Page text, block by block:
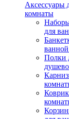
Аксессуары
комнаты
для
Полки